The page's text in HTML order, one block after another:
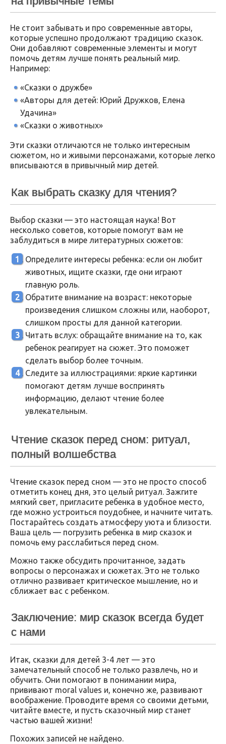
Не стоит забывать и про современные авторы,
которые успешно продолжают традицию сказок.
Они добавляют современные элементы и могут
помочь детям лучше понять реальный мир.
Например:
«Сказки о дружбе»
«Авторы для детей: Юрий Дружков, Елена
Удачина»
«Сказки о животных»
Эти сказки отличаются не только интересным
сюжетом, но и живыми персонажами, которые легко
вписываются в привычный мир детей.
Как выбрать сказку для чтения?
Выбор сказки — это настоящая наука! Вот
несколько советов, которые помогут вам не
заблудиться в мире литературных сюжетов:
Определите интересы ребенка: если он любит
животных, ищите сказки, где они играют
главную роль.
Обратите внимание на возраст: некоторые
произведения слишком сложны или, наоборот,
слишком просты для данной категории.
Читать вслух: обращайте внимание на то, как
ребенок реагирует на сюжет. Это поможет
сделать выбор более точным.
Следите за иллюстрациями: яркие картинки
помогают детям лучше воспринять
информацию, делают чтение более
увлекательным.
Чтение сказок перед сном: ритуал,
полный волшебства
Чтение сказок перед сном — это не просто способ
отметить конец дня, это целый ритуал. Зажгите
мягкий свет, пригласите ребенка в удобное место,
где можно устроиться поудобнее, и начните читать.
Постарайтесь создать атмосферу уюта и близости.
Ваша цель — погрузить ребенка в мир сказок и
помочь ему расслабиться перед сном.
Можно также обсудить прочитанное, задать
вопросы о персонажах и сюжетах. Это не только
отлично развивает критическое мышление, но и
сближает вас с ребенком.
Заключение: мир сказок всегда будет
с нами
Итак, сказки для детей 3-4 лет — это
замечательный способ не только развлечь, но и
обучить. Они помогают в понимании мира,
прививают moral values и, конечно же, развивают
воображение. Проводите время со своими детьми,
читайте вместе, и пусть сказочный мир станет
частью вашей жизни!
Похожих записей не найдено.